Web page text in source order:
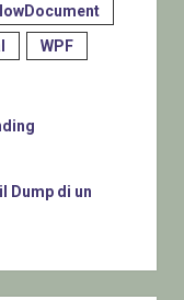
WPF
Dump di un